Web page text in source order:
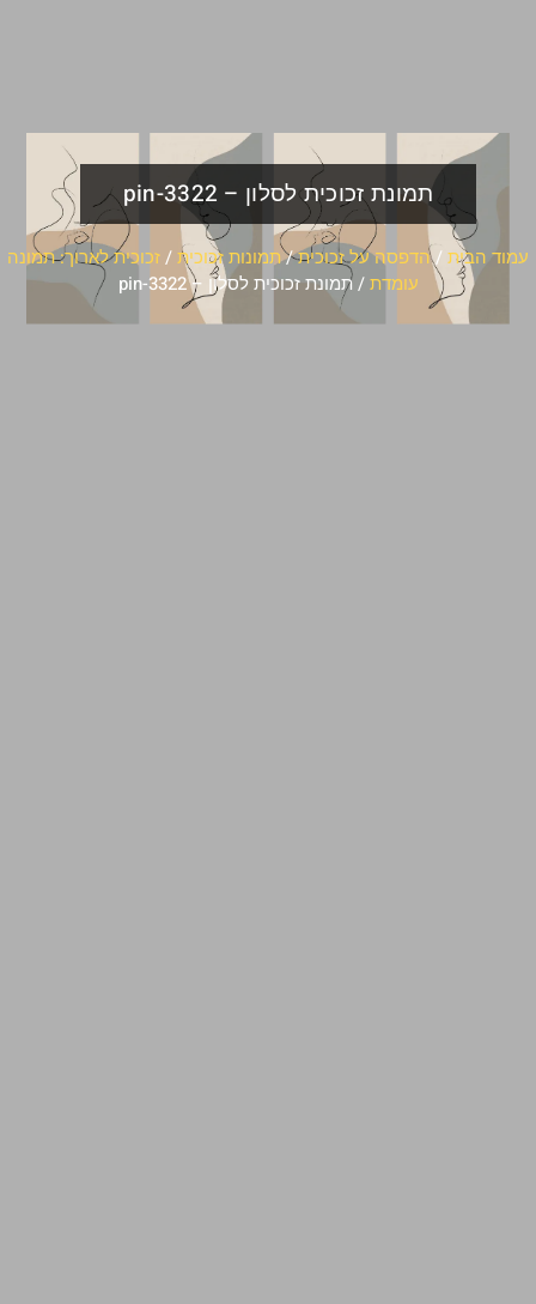
תמונת זכוכית לסלון – pin-3322
עמוד הבית /הדפסה על זכוכית/תמונות זכוכית/זכוכית לארוך: תמונה
עומדת/ תמונת זכוכית לסלון – pin-3322